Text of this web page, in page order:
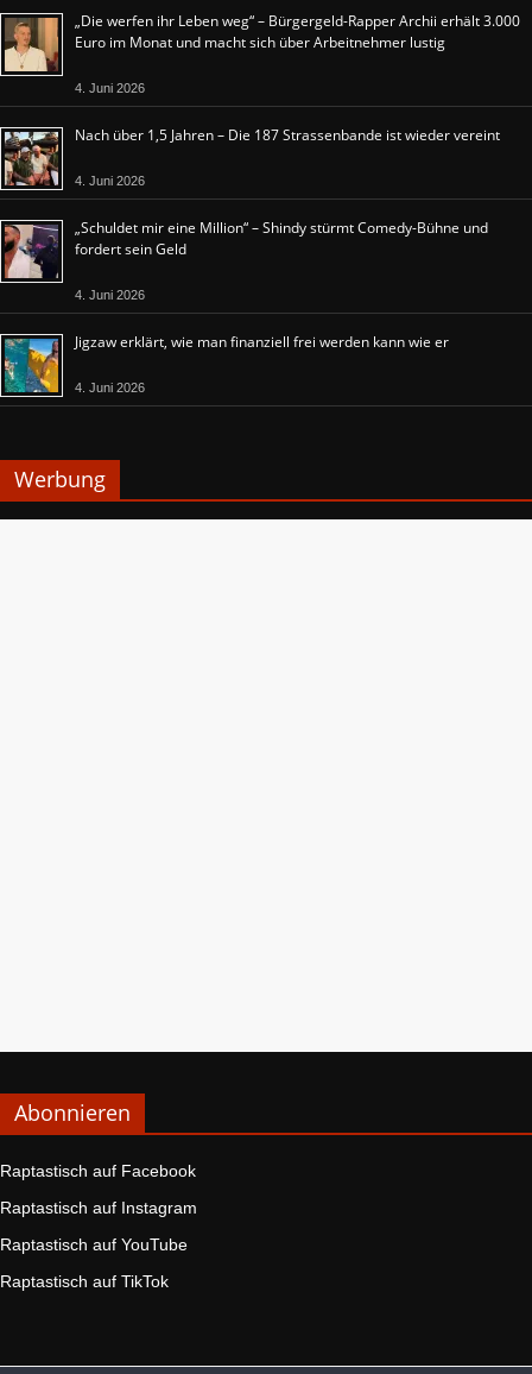
„Die werfen ihr Leben weg“ – Bürgergeld-Rapper Archii erhält 3.000
Euro im Monat und macht sich über Arbeitnehmer lustig
4. Juni 2026
Nach über 1,5 Jahren – Die 187 Strassenbande ist wieder vereint
4. Juni 2026
„Schuldet mir eine Million“ – Shindy stürmt Comedy-Bühne und
fordert sein Geld
4. Juni 2026
Jigzaw erklärt, wie man finanziell frei werden kann wie er
4. Juni 2026
Werbung
Abonnieren
Raptastisch auf Facebook
Raptastisch auf Instagram
Raptastisch auf YouTube
Raptastisch auf TikTok